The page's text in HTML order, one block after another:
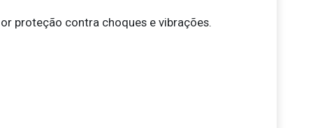
proteção contra choques e vibrações.